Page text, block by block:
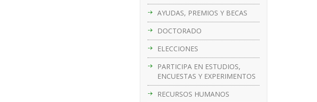
AYUDAS, PREMIOS Y BECAS
DOCTORADO
ELECCIONES
PARTICIPA EN ESTUDIOS,
ENCUESTAS Y EXPERIMENTOS
RECURSOS HUMANOS